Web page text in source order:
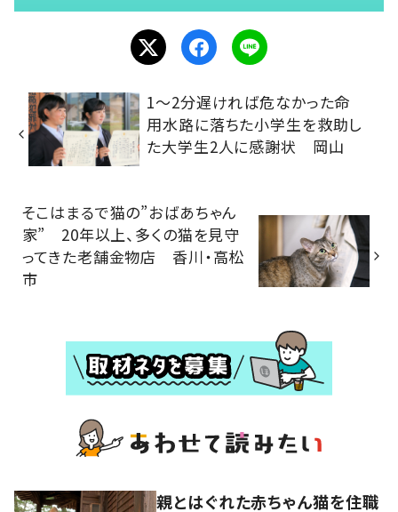
1～2分遅ければ危なかった命
用水路に落ちた小学生を救助し
た大学生2人に感謝状 岡山
そこはまるで猫の”おばあちゃん
家” 20年以上、多くの猫を見守
ってきた老舗金物店 香川・高松
市
親とはぐれた赤ちゃん猫を住職